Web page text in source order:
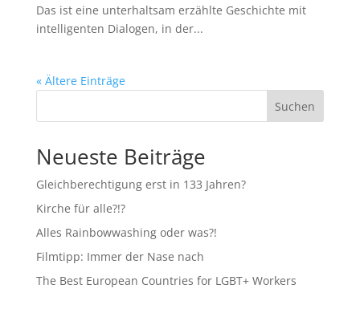
Das ist eine unterhaltsam erzählte Geschichte mit
intelligenten Dialogen, in der...
« Ältere Einträge
Suchen
Neueste Beiträge
Gleichberechtigung erst in 133 Jahren?
Kirche für alle?!?
Alles Rainbowwashing oder was?!
Filmtipp: Immer der Nase nach
The Best European Countries for LGBT+ Workers